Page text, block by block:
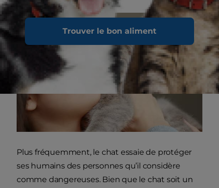
Trouver le bon aliment
Plus fréquemment, le chat essaie de protéger
ses humains des personnes qu’il considère
comme dangereuses. Bien que le chat soit un